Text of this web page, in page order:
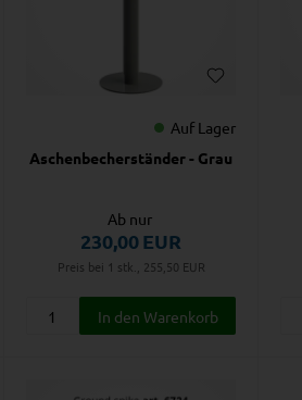
Auf Lager
Aschenbecherständer - Grau
Ab nur
230,00EUR
Preis bei 1 stk., 255,50 EUR